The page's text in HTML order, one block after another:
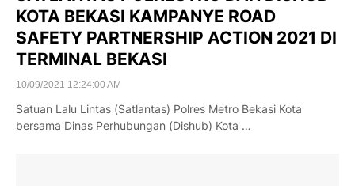
KOTA BEKASI KAMPANYE ROAD
SAFETY PARTNERSHIP ACTION 2021 DI
TERMINAL BEKASI
10/09/2021 12:24:00 AM
Satuan Lalu Lintas (Satlantas) Polres Metro Bekasi Kota
bersama Dinas Perhubungan (Dishub) Kota …